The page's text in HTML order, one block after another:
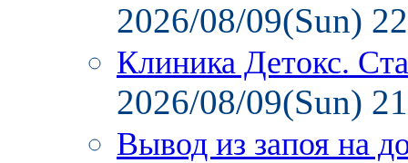
2026/08/09(Sun)
Клиника Детокс.
2026/08/09(Sun)
Вывод из запоя на